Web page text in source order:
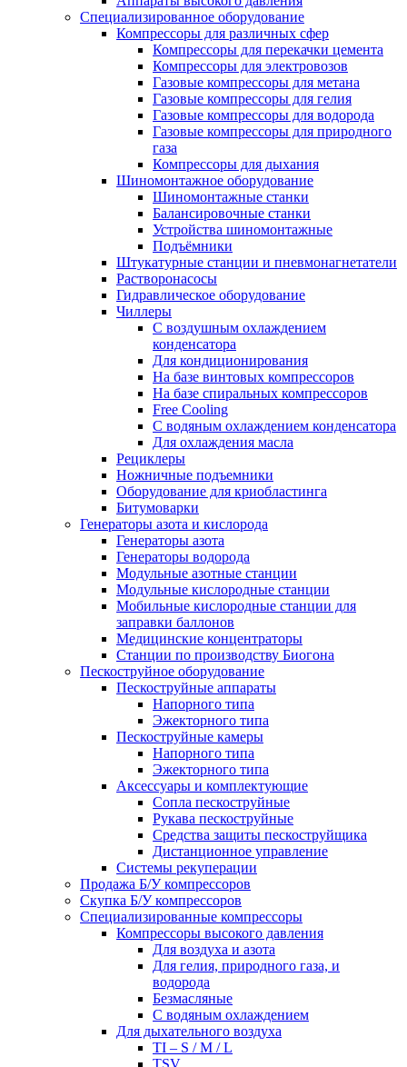
Специализированное оборудование
Компрессоры для различных сфер
Компрессоры для перекачки цемента
Компрессоры для электровозов
Газовые компрессоры для метана
Газовые компрессоры для гелия
Газовые компрессоры для водорода
Газовые компрессоры для природного
газа
Компрессоры для дыхания
Шиномонтажное оборудование
Шиномонтажные станки
Балансировочные станки
Устройства шиномонтажные
Подъёмники
Штукатурные станции и пневмонагнетатели
Растворонасосы
Гидравлическое оборудование
Чиллеры
С воздушным охлаждением
конденсатора
Для кондиционирования
На базе винтовых компрессоров
На базе спиральных компрессоров
Free Cooling
С водяным охлаждением конденсатора
Для охлаждения масла
Рециклеры
Ножничные подъемники
Оборудование для криобластинга
Битумоварки
Генераторы азота и кислорода
Генераторы азота
Генераторы водорода
Модульные азотные станции
Модульные кислородные станции
Мобильные кислородные станции для
заправки баллонов
Медицинские концентраторы
Станции по производству Биогона
Пескоструйное оборудование
Пескоструйные аппараты
Напорного типа
Эжекторного типа
Пескоструйные камеры
Напорного типа
Эжекторного типа
Аксессуары и комплектующие
Сопла пескоструйные
Рукава пескоструйные
Средства защиты пескоструйщика
Дистанционное управление
Системы рекуперации
Продажа Б/У компрессоров
Скупка Б/У компрессоров
Специализированные компрессоры
Компрессоры высокого давления
Для воздуха и азота
Для гелия, природного газа, и
водорода
Безмасляные
С водяным охлаждением
Для дыхательного воздуха
TI – S / M / L
TSV